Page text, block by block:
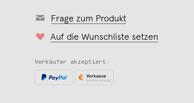
Frage zum Produkt
Auf die Wunschliste setzen
Verkäufer akzeptiert: